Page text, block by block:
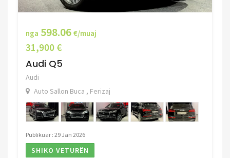
nga 598.06 €/muaj
31,900 €
Audi Q5
Audi
Auto Sallon Buca , Ferizaj
Publikuar : 29 Jan 2026
SHIKO VETURËN